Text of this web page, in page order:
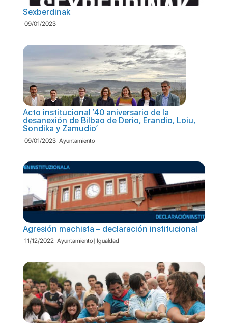
Sexberdinak
09/01/2023
Acto institucional ‘40 aniversario de la
desanexión de Bilbao de Derio, Erandio, Loiu,
Sondika y Zamudio’
09/01/2023 Ayuntamiento
Agresión machista – declaración institucional
11/12/2022 Ayuntamiento | Igualdad